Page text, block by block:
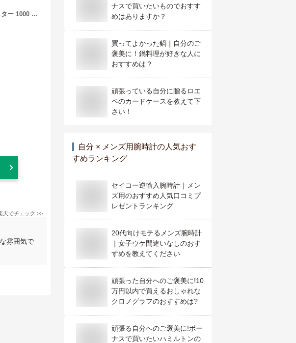
【11/10は当選確率1/2で全額ポイントバック】ティソ 公式 メンズ 腕時計 TISSOT シースター 1000 パワーマティック80 オートマティック ブルーグラデーション文字盤 ラバー T1204071704100
天でチェック >>
雰囲気で
ナスで買いたいものでおすす
めはありますか？
買ってよかった鍋｜自分のご
褒美に！鍋料理が好きな人に
おすすめは？
頑張っている自分に贈るロエ
ベのカードケースを教えて下
さい！
自分 × メンズ用腕時計の人気おす
すめランキング
セイコー逆輸入腕時計｜メン
ズ用のおすすめ人気口コミプ
レゼントランキング
20代向けモテるメンズ腕時計
｜女子ウケ間違いなしのおす
すめを教えてください
頑張った自分へのご褒美に!10
万円以内で買えるおしゃれな
クロノグラフのおすすめは?
頑張る自分へのご褒美に!ボー
ナスで買いたいハミルトンの